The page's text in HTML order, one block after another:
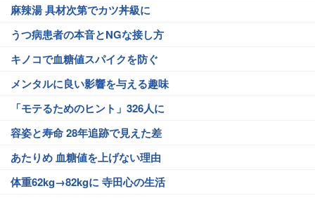
麻辣湯 具材次第でカツ丼級に
うつ病患者の本音とNGな接し方
キノコで血糖値スパイクを防ぐ
メンタルに良い影響を与える趣味
「モテるためのヒント」326人に
容姿と寿命 28年追跡で見えた差
あたりめ 血糖値を上げない理由
体重62kg→82kgに 寺田心の生活